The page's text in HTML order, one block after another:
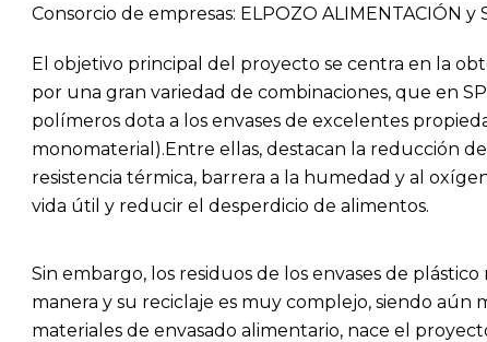
Consorcio de empresas: ELPOZO ALIMENTACIÓN y
El objetivo principal del proyecto se centra en la
por una gran variedad de combinaciones, que en
polímeros dota a los envases de excelentes
monomaterial).Entre ellas, destacan la reducción
resistencia térmica, barrera a la humedad y al
vida útil y reducir el desperdicio de alimentos.
Sin embargo, los residuos de los envases de
manera y su reciclaje es muy complejo, siendo aún
materiales de envasado alimentario, nace el